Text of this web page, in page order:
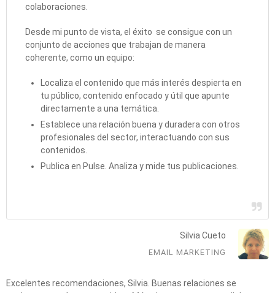
colaboraciones.
Desde mi punto de vista, el éxito se consigue con un
conjunto de acciones que trabajan de manera
coherente, como un equipo:
Localiza el contenido que más interés despierta en
tu público, contenido enfocado y útil que apunte
directamente a una temática.
Establece una relación buena y duradera con otros
profesionales del sector, interactuando con sus
contenidos.
Publica en Pulse. Analiza y mide tus publicaciones.
Silvia Cueto
EMAIL MARKETING
Excelentes recomendaciones, Silvia. Buenas relaciones se